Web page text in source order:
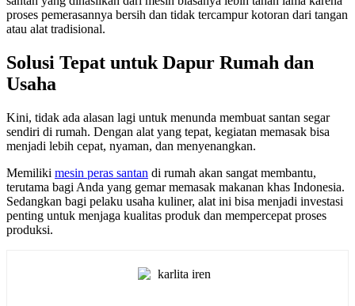
proses pemerasannya bersih dan tidak tercampur kotoran dari tangan
atau alat tradisional.
Solusi Tepat untuk Dapur Rumah dan
Usaha
Kini, tidak ada alasan lagi untuk menunda membuat santan segar
sendiri di rumah. Dengan alat yang tepat, kegiatan memasak bisa
menjadi lebih cepat, nyaman, dan menyenangkan.
Memiliki mesin peras santan di rumah akan sangat membantu,
terutama bagi Anda yang gemar memasak makanan khas Indonesia.
Sedangkan bagi pelaku usaha kuliner, alat ini bisa menjadi investasi
penting untuk menjaga kualitas produk dan mempercepat proses
produksi.